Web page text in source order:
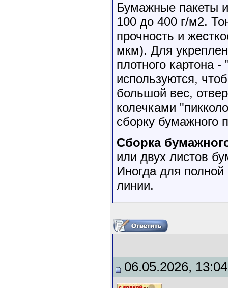
Бумажные пакеты
100 до 400 г/м2.
прочность и
мкм). Для
плотного картона
используются,
большой вес,
колечками
сборку бумажного
Сборка
или двух листов
Иногда для полной
линии.
06.05.2026, 13:04